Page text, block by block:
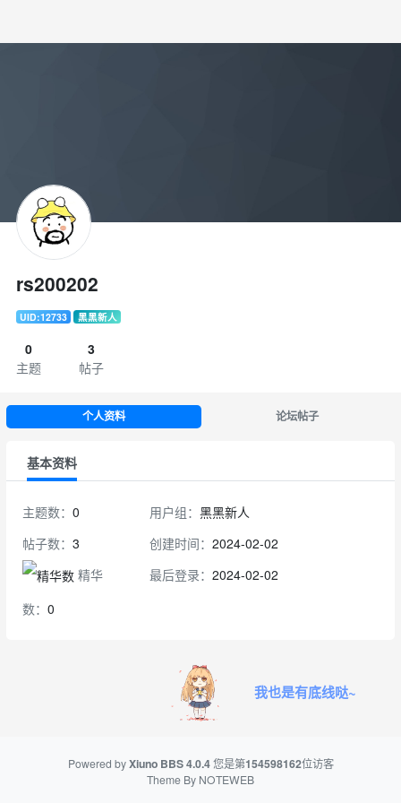
rs200202
UID:12733 黑黑新人
0
主题
3
帖子
个人资料 论坛帖子
基本资料
主题数： 0
帖子数： 3
精华
数： 0
用户组：黑黑新人
创建时间：2024-02-02
最后登录：2024-02-02
我也是有底线哒~
Powered byXiuno BBS4.0.4 您是第154598162位访客
Theme By NOTEWEB